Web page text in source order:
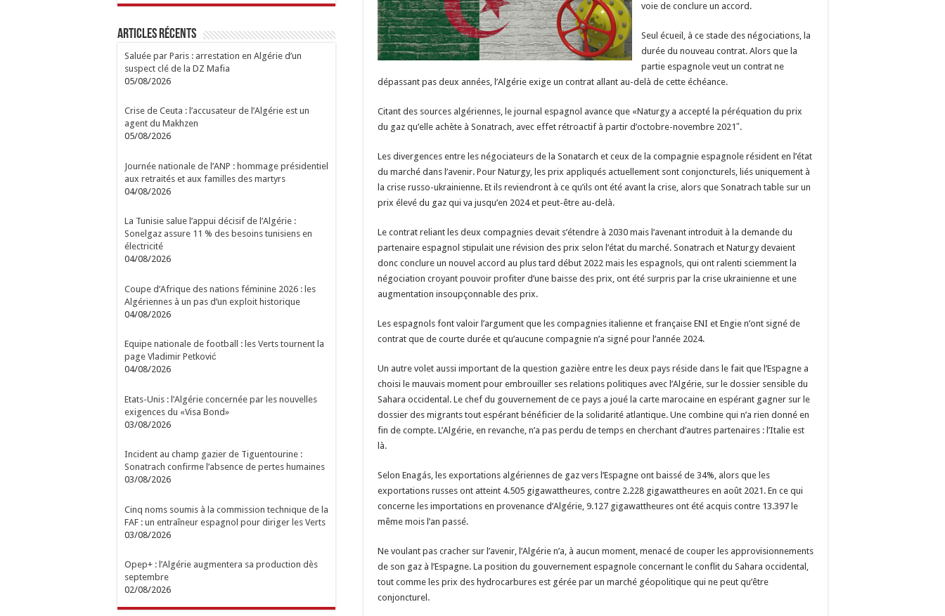
voie de conclure un accord.
Seul écueil, à ce stade des négociations, la
durée du nouveau contrat. Alors que la
partie espagnole veut un contrat ne
dépassant pas deux années, l’Algérie exige un contrat allant au-delà de cette échéance.
Citant des sources algériennes, le journal espagnol avance que «Naturgy a accepté la péréquation du prix
du gaz qu’elle achète à Sonatrach, avec effet rétroactif à partir d’octobre-novembre 2021″.
Les divergences entre les négociateurs de la Sonatarch et ceux de la compagnie espagnole résident en l’état
du marché dans l’avenir. Pour Naturgy, les prix appliqués actuellement sont conjoncturels, liés uniquement à
la crise russo-ukrainienne. Et ils reviendront à ce qu’ils ont été avant la crise, alors que Sonatrach table sur un
prix élevé du gaz qui va jusqu’en 2024 et peut-être au-delà.
Le contrat reliant les deux compagnies devait s’étendre à 2030 mais l’avenant introduit à la demande du
partenaire espagnol stipulait une révision des prix selon l’état du marché. Sonatrach et Naturgy devaient
donc conclure un nouvel accord au plus tard début 2022 mais les espagnols, qui ont ralenti sciemment la
négociation croyant pouvoir profiter d’une baisse des prix, ont été surpris par la crise ukrainienne et une
augmentation insoupçonnable des prix.
Les espagnols font valoir l’argument que les compagnies italienne et française ENI et Engie n’ont signé de
contrat que de courte durée et qu’aucune compagnie n’a signé pour l’année 2024.
Un autre volet aussi important de la question gazière entre les deux pays réside dans le fait que l’Espagne a
choisi le mauvais moment pour embrouiller ses relations politiques avec l’Algérie, sur le dossier sensible du
Sahara occidental. Le chef du gouvernement de ce pays a joué la carte marocaine en espérant gagner sur le
dossier des migrants tout espérant bénéficier de la solidarité atlantique. Une combine qui n’a rien donné en
fin de compte. L’Algérie, en revanche, n’a pas perdu de temps en cherchant d’autres partenaires : l’Italie est
là.
Selon Enagás, les exportations algériennes de gaz vers l’Espagne ont baissé de 34%, alors que les
exportations russes ont atteint 4.505 gigawattheures, contre 2.228 gigawattheures en août 2021. En ce qui
concerne les importations en provenance d’Algérie, 9.127 gigawattheures ont été acquis contre 13.397 le
même mois l’an passé.
Ne voulant pas cracher sur l’avenir, l’Algérie n’a, à aucun moment, menacé de couper les approvisionnements
de son gaz à l’Espagne. La position du gouvernement espagnole concernant le conflit du Sahara occidental,
tout comme les prix des hydrocarbures est gérée par un marché géopolitique qui ne peut qu’être
conjoncturel.
Articles Récents
Saluée par Paris : arrestation en Algérie d’un
suspect clé de la DZ Mafia
05/08/2026
Crise de Ceuta : l’accusateur de l’Algérie est un
agent du Makhzen
05/08/2026
Journée nationale de l’ANP : hommage présidentiel
aux retraités et aux familles des martyrs
04/08/2026
La Tunisie salue l’appui décisif de l’Algérie :
Sonelgaz assure 11 % des besoins tunisiens en
électricité
04/08/2026
Coupe d’Afrique des nations féminine 2026 : les
Algériennes à un pas d’un exploit historique
04/08/2026
Equipe nationale de football : les Verts tournent la
page Vladimir Petković
04/08/2026
Etats-Unis : l’Algérie concernée par les nouvelles
exigences du «Visa Bond»
03/08/2026
Incident au champ gazier de Tiguentourine :
Sonatrach confirme l’absence de pertes humaines
03/08/2026
Cinq noms soumis à la commission technique de la
FAF : un entraîneur espagnol pour diriger les Verts
03/08/2026
Opep+ : l’Algérie augmentera sa production dès
septembre
02/08/2026